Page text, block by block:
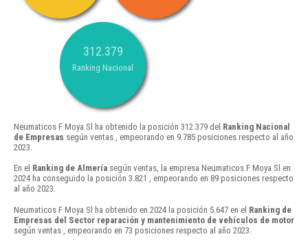
312.379
Ranking Nacional
Neumaticos F Moya Sl ha obtenido la posición 312.379 del Ranking Nacional
de Empresas según ventas , empeorando en 9.785 posiciones respecto al año
2023.
En el Ranking de Almería según ventas, la empresa Neumaticos F Moya Sl en
2024 ha conseguido la posición 3.821 , empeorando en 89 posiciones respecto
al año 2023.
Neumaticos F Moya Sl ha obtenido en 2024 la posición 5.647 en el Ranking de
Empresas del Sector reparación y mantenimiento de vehículos de motor
según ventas , empeorando en 73 posiciones respecto al año 2023.